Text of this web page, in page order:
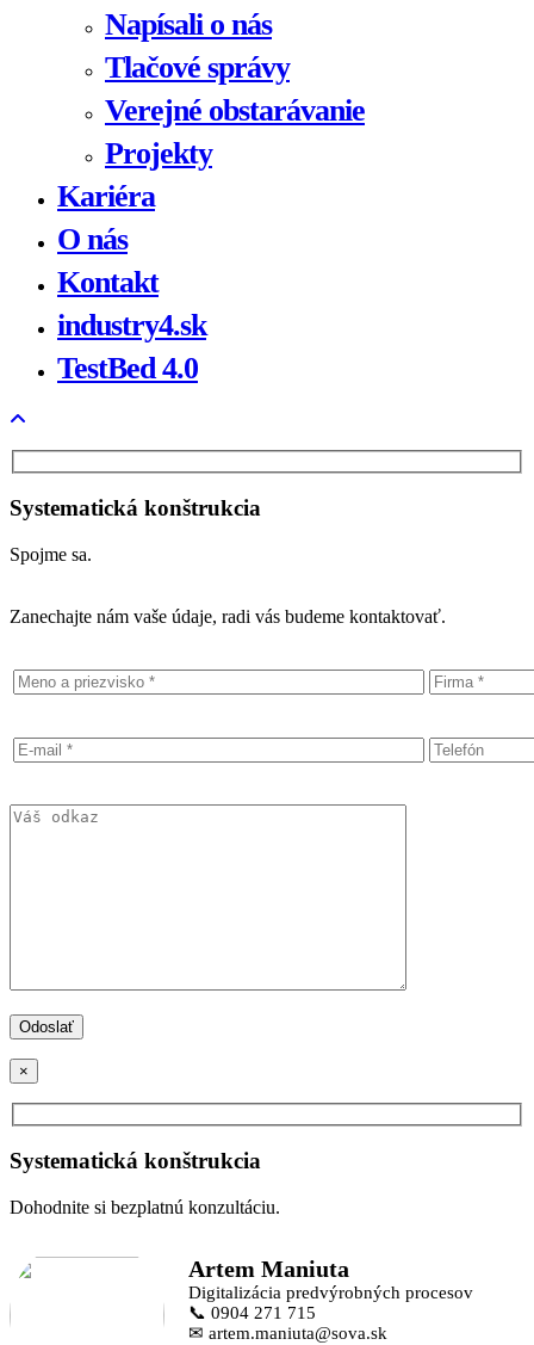
Napísali o nás
Tlačové správy
Verejné obstarávanie
Projekty
Kariéra
O nás
Kontakt
industry4.sk
TestBed 4.0
Systematická konštrukcia
Spojme sa.
Zanechajte nám vaše údaje, radi vás budeme kontaktovať.
×
Systematická konštrukcia
Dohodnite si bezplatnú konzultáciu.
Artem Maniuta
Digitalizácia predvýrobných procesov
📞 0904 271 715
✉ artem.maniuta@sova.sk